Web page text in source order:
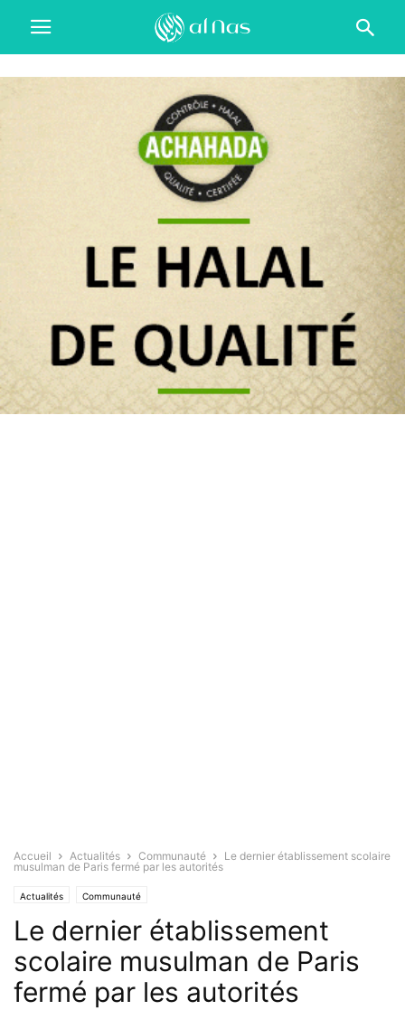
Accueil Actualités Communauté
Le dernier établissement scolaire
musulman de Paris fermé par les autorités
Actualités Communauté
Le dernier établissement
scolaire musulman de Paris
fermé par les autorités